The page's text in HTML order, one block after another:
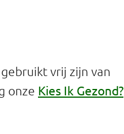
vrij zijn van
onze Kies Ik Gezond?